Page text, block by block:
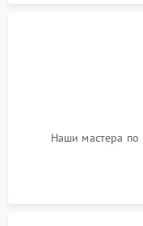
Наши мастера